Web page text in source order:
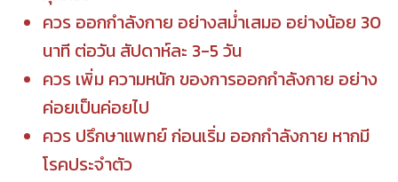
ควร ออกกำลังกาย อย่างสม่ำเสมอ อย่างน้อย 30
นาที ต่อวัน สัปดาห์ละ 3-5 วัน
ควร เพิ่ม ความหนัก ของการออกกำลังกาย อย่าง
ค่อยเป็นค่อยไป
ควร ปรึกษาแพทย์ ก่อนเริ่ม ออกกำลังกาย หากมี
โรคประจำตัว